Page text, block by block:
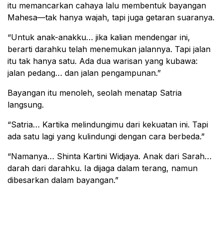
itu memancarkan cahaya lalu membentuk bayangan
Mahesa—tak hanya wajah, tapi juga getaran suaranya.
“Untuk anak-anakku… jika kalian mendengar ini,
berarti darahku telah menemukan jalannya. Tapi jalan
itu tak hanya satu. Ada dua warisan yang kubawa:
jalan pedang… dan jalan pengampunan.”
Bayangan itu menoleh, seolah menatap Satria
langsung.
“Satria… Kartika melindungimu dari kekuatan ini. Tapi
ada satu lagi yang kulindungi dengan cara berbeda.”
“Namanya… Shinta Kartini Widjaya. Anak dari Sarah…
darah dari darahku. Ia dijaga dalam terang, namun
dibesarkan dalam bayangan.”